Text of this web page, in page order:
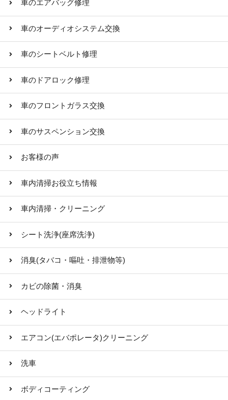
車のエアバッグ修理
車のオーディオシステム交換
車のシートベルト修理
車のドアロック修理
車のフロントガラス交換
車のサスペンション交換
お客様の声
車内清掃お役立ち情報
車内清掃・クリーニング
シート洗浄(座席洗浄)
消臭(タバコ・嘔吐・排泄物等)
カビの除菌・消臭
ヘッドライト
エアコン(エバポレータ)クリーニング
洗車
ボディコーティング